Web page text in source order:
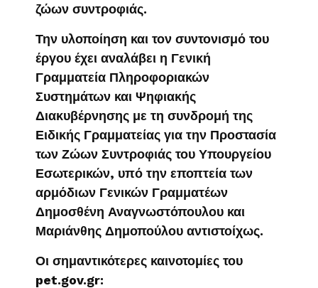
ζώων συντροφιάς.
Την υλοποίηση και τον συντονισμό του
έργου έχει αναλάβει η Γενική
Γραμματεία Πληροφοριακών
Συστημάτων και Ψηφιακής
Διακυβέρνησης με τη συνδρομή της
Ειδικής Γραμματείας για την Προστασία
των Ζώων Συντροφιάς του Υπουργείου
Εσωτερικών, υπό την εποπτεία των
αρμόδιων Γενικών Γραμματέων
Δημοσθένη Αναγνωστόπουλου και
Μαριάνθης Δημοπούλου αντιστοίχως.
Οι σημαντικότερες καινοτομίες του
pet.gov.gr: